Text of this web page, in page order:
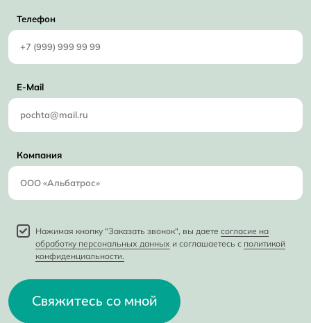
Телефон
E-Mail
Компания
Нажимая кнопку "Заказать звонок", вы даете согласие на
обработку персональных данных и соглашаетесь с политикой
конфиденциальности.
Свяжитесь со мной